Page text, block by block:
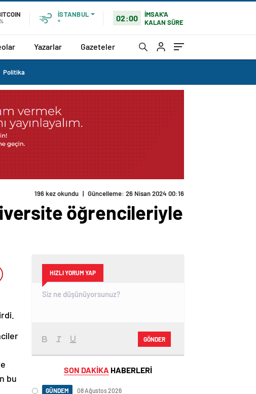
İSTANBUL
°
02:00
İMSAK'A
KALAN SÜRE
Yazarlar Gazeteler
Politika
196 kez okundu | Güncelleme: 26 Nisan 2024 00:16
öğrencileriyle
bu
HIZLI YORUM YAP
GÖNDER
SON DAKİKA HABERLERİ
GÜNDEM 08 Ağustos 2026